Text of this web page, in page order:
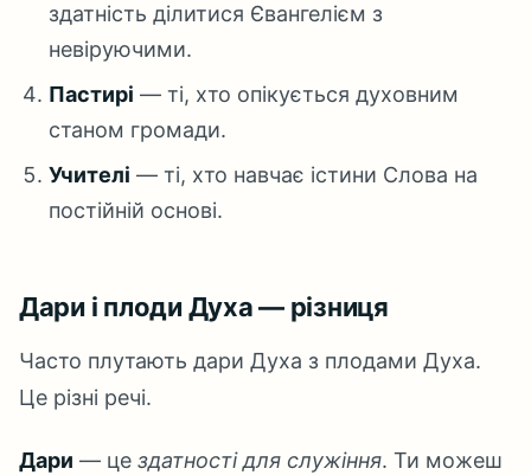
здатність ділитися Євангелієм з
невіруючими.
Пастирі — ті, хто опікується духовним
станом громади.
Учителі — ті, хто навчає істини Слова на
постійній основі.
Дари і плоди Духа — різниця
Часто плутають дари Духа з плодами Духа.
Це різні речі.
Дари — це здатності для служіння. Ти можеш